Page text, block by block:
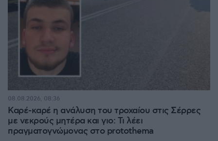
Καρέ-καρέ η ανάλυση του τροχαίου στις Σέρρες
με νεκρούς μητέρα και γιο: Τι λέει
πραγματογνώμονας στο protothema
08.08.2026, 08:36